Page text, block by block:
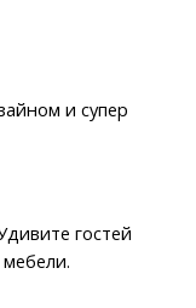
и супер
гостей